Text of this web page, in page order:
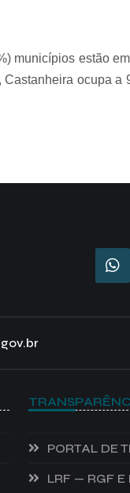
municípios estão
ocupa a
PORTAL DE
LRF — RGF E